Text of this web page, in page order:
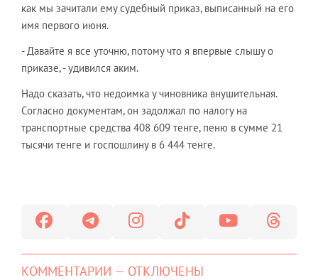
как мы зачитали ему судебный приказ, выписанный на его
имя первого июня.
- Давайте я все уточню, потому что я впервые слышу о
приказе, - удивился аким.
Надо сказать, что недоимка у чиновника внушительная.
Согласно документам, он задолжал по налогу на
транспортные средства 408 609 тенге, пеню в сумме 21
тысячи тенге и госпошлину в 6 444 тенге.
КОММЕНТАРИИ — ОТКЛЮЧЕНЫ